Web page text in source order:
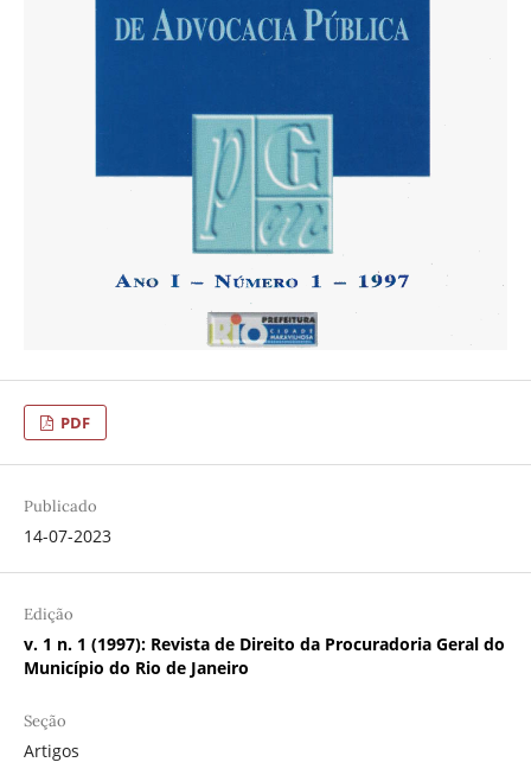
PDF
Publicado
14-07-2023
Edição
v. 1 n. 1 (1997): Revista de Direito da Procuradoria Geral do
Município do Rio de Janeiro
Seção
Artigos